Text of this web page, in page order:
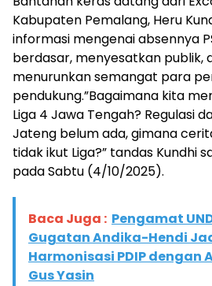
Kabupaten Pemalang, Heru
informasi mengenai absennya
berdasar, menyesatkan publik,
menurunkan semangat para
pendukung.”Bagaimana kita
Liga 4 Jawa Tengah? Regulasi
Jateng belum ada, gimana
tidak ikut Liga?” tandas Kundhi
pada Sabtu (4/10/2025).
Baca Juga : Pengamat
Gugatan Andika-Hendi
Harmonisasi PDIP dengan
Gus Yasin